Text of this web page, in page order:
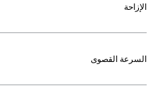
الإزاحة
السرعة القصوى